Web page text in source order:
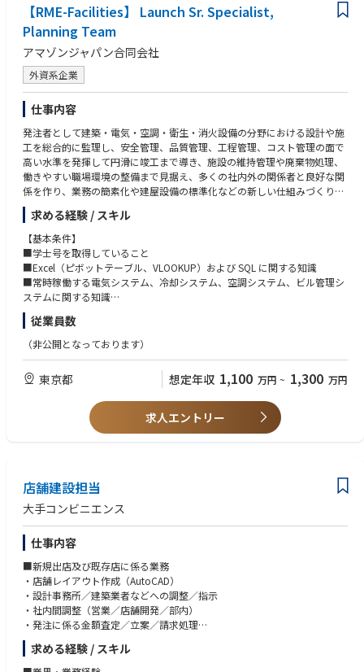
└行政や建屋オーナー、各種委託先と折衝
以上の業務をOutsourcing先の協力会社と管理しながら、その管理体制も
改善するべく提案・実行のリードを担ってもらいます。また、FCや自身の
管轄だけでなく、全国のFCのRME-F設備管理を行っている各拠点の担当者
とディスカッションを含むコミュニケーションを密に行い、情報・学び・
成功体験を共有・標準化して展開する業務にも取り組んでいただきます。
社内外ともに良好な関係性を築ける高いコミュニケーション能力を発揮
し、自ら行動を起こし結果に繋げる、強いドライブ力をもった方からの応
募をお待ちしています。
【Key job responsibilities】
Essential Functions:
・25％ 建屋に関する建築、電気、空調、衛生、消火、昇降設備に関わる
保全計画のプランと実施。各種取引先との交渉、関係構築。省エネルギー
管理
・20% 施設の省エネ管理、廃棄物やリサイクル品処理のオペレーション
とコスト管理、関連するコンプライアンス遵守
・15% 予算管理及び予算削減の提案・契約書の見直し
・15% 全国での改善横ぐし活動のリード
・10% 各種レポートの作成・契約書の見直し
・10% Cafeteriaや売店において、従業員に対し安全でおいしい食事が提
供できる環境作り
・5％ シャトルバスの運行管理や行政や地域対応
※基本的に日勤、土日祝休みですが年に数回夜勤があります。
【RME-Facilities】 Launch Sr. Specialist,
Planning Team
アマゾンジャパン合同会社
外資系企業
仕事内容
発注者として建築・電気・空調・衛生・消火設備の分野における設計や施
工を総合的に監理し、安全管理、品質管理、工程管理、コスト管理の面で
高い水準を発揮して円滑に竣工まで導き、施設の維持管理や廃棄物処理、
働きやすい職場環境の整備まで見据え、多くの社内外の関係者と良好な関
係を作り、業務の簡素化や建屋設備の標準化などの新しい仕組みづくりを
提案できる能力、優れたコスト感覚をお持ちの方からの応募をお待ちして
います。
職務記述（内容、責任、遂行要件、他職務との関係等）
55% 新規開所工事における発注者としてのプロジェクトマネジメント業
務
20％ 設計や工事監理プロセスの標準化
5% 協力会社の発掘、支払業務などの事務的作業
【Key job responsibilities】
小規模施設の複数新規開所プロジェクトにおいて、建築・電気・空調・衛
生・消火設備について発注者として設計監理業務を 行い、それらの工事計
ロジェクトを完了させます。すべての関係者に敬意を払い優れたコミュニ
ケーション能力と、折衝力を持ち合わせていることが求められます。
だきます。計画フェーズでは、自身の担当プロジェクトの実施承認を得る
ために、設計提案、コスト、スケジュールなどの計画をまとめます。工事
フェーズでは発注者として工事監理を行い、安全に計画通り進捗している
か確認します。部内定例ミーティングとチームミーティングがそれぞれ週
1回開催されており、そこで情報共有を図っています。出張など所属サイ
出張もあります。また、フレックス勤務を導入し、個人のライフイベント
を迎えながらキャリアを長期的に築いていける環境もあります。
【About the team】
立上げを担うチームメンバーはマネージャーを合わせて8名います。チー
ムで担当しているビジネスユニットはFulfillment Center、Sort Center、De
livery Station、Sub Same Dayと4つとなります。ビジネスユニットにより
求める経験 / スキル
【基本条件】
■学士号を取得していること
■Excel（ピボットテーブル、VLOOKUP）および SQL に関する知識
■常時稼働する電気システム、冷却システム、空調システム、ビル管理シ
ステムに関する知識
■5年以上の建設またはプロジェクトマネジメントの経験
■MS Excel、Word、SharePoint、PowerPoint の知識
■ビジネス戦略文書および計画の作成経験
【歓迎条件】
■小規模～中規模の改修工事現場での施工管理経験者 延床100㎡-1000
■改修工事で2000万円以上の工事について現場代理人、主任技術者経験
■建築、電気、管工事における一級施工管理技士もしくは同等の知識と経
従業員数
（非公開となっております）
東京都 想定年収 1,100 万円 ~ 1,300 万円
求人エントリー
店舗建設担当
大手コンビニエンス
仕事内容
■新規出店及び既存店に係る業務
・店舗レイアウト作成（AutoCAD）
・設計事務所／建築業者などへの調整／指示
・社内間調整（営業／店舗開発／部内）
・発注に係る金額査定／立案／請求処理
・発注完成品に対する諸検査（地縄／墨出／竣工など）
・建設業務に関する社内データ登録
・設計事務所／その他専門業者に対する専門的な判断及びその他関係部署
求める経験 / スキル